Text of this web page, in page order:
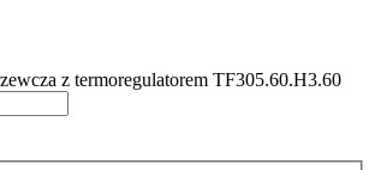
z termoregulatorem TF305.60.H3.60